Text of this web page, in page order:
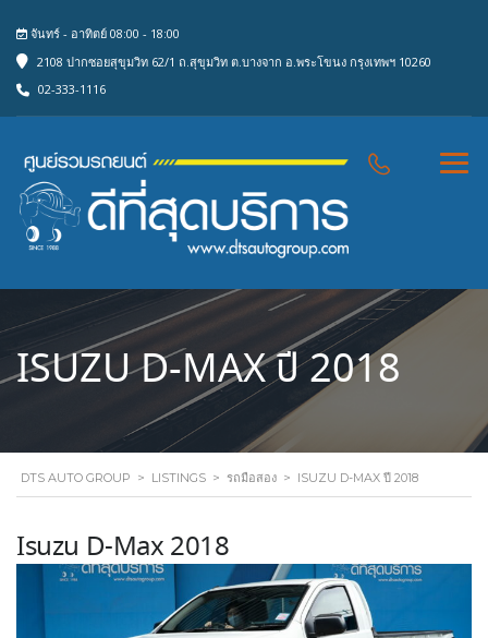
จันทร์ - อาทิตย์ 08:00 - 18:00
2108 ปากซอยสุขุมวิท 62/1 ถ.สุขุมวิท ต.บางจาก อ.พระโขนง กรุงเทพฯ 10260
02-333-1116
ISUZU D-MAX ปี 2018
DTS AUTO GROUP > LISTINGS > รถมือสอง > ISUZU D-MAX ปี 2018
Isuzu D-Max 2018